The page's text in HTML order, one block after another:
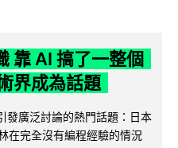
靠 AI 搞了一整個
界成為話題
發廣泛討論的熱門話題：日本
在完全沒有編程經驗的情況